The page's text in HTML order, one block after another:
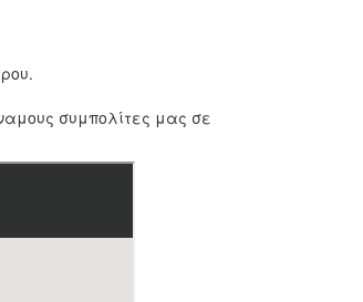
συμπολίτες μας σε